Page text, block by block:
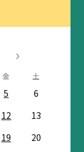
金 土
5
6
12
13
19
20